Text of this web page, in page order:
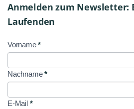
Anmelden zum Newsletter:
Laufenden
NL
Signup
Vorname*
Nachname*
E-Mail *